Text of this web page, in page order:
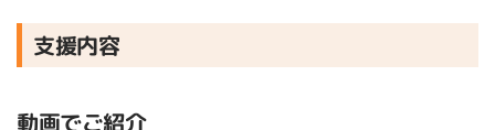
支援内容
動画でご紹介